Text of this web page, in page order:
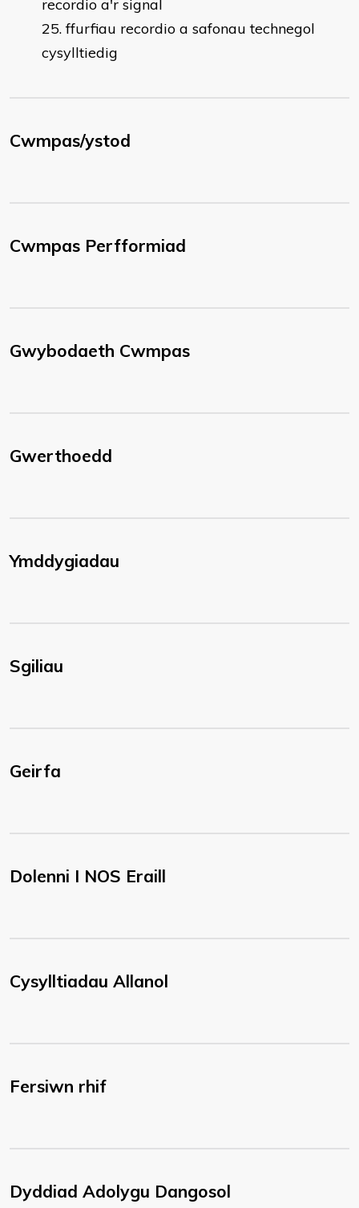
recordio a'r signal
ffurfiau recordio a safonau technegol
cysylltiedig
Cwmpas/ystod
Cwmpas Perfformiad
Gwybodaeth Cwmpas
Gwerthoedd
Ymddygiadau
Sgiliau
Geirfa
Dolenni I NOS Eraill
Cysylltiadau Allanol
Fersiwn rhif
Dyddiad Adolygu Dangosol